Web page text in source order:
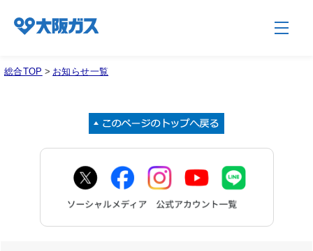
企業情報TOP
企業/グループについて
社会貢献
総合TOP > お知らせ一覧